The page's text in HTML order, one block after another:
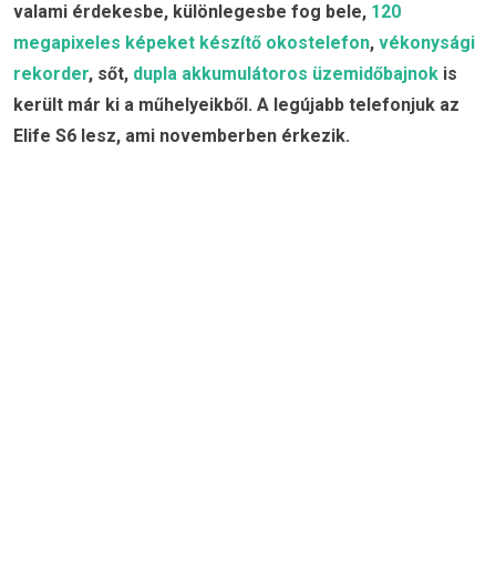
valami érdekesbe, különlegesbe fog bele, 120
megapixeles képeket készítő okostelefon, vékonysági
rekorder, sőt, dupla akkumulátoros üzemidőbajnok is
került már ki a műhelyeikből. A legújabb telefonjuk az
Elife S6 lesz, ami novemberben érkezik.